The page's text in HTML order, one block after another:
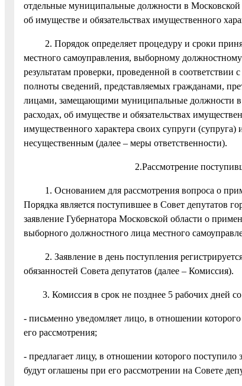
отдельные муниципальные должности в Московской
об имуществе и обязательствах имущественного
2. Порядок определяет процедуру и сроки
местного самоуправления, выборному
результатам проверки, проведенной в соответствии с
полноты сведений, представляемых гражданами,
лицами, замещающими муниципальные должности в
расходах, об имуществе и обязательствах
имущественного характера своих супруги
несущественным (далее – меры ответственности).
2.Рассмотрение поступившего
1. Основанием для рассмотрения вопроса о
Порядка является поступившее в Совет депутатов
заявление Губернатора Московской области о
выборного должностного лица местного
2. Заявление в день поступления
обязанностей Совета депутатов (далее – Комиссия).
3. Комиссия в срок не позднее 5 рабочих дней со
- письменно уведомляет лицо, в отношении
его рассмотрения;
- предлагает лицу, в отношении которого
будут оглашены при его рассмотрении на Совете